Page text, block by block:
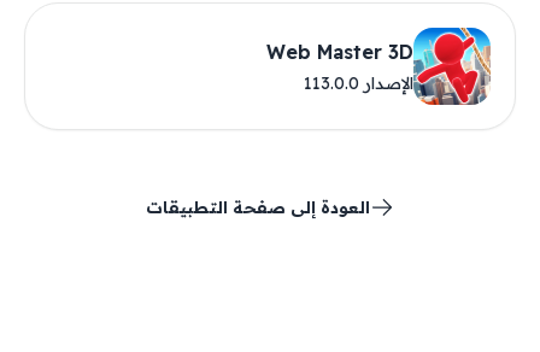
Web Master 3D
الإصدار 113.0.0
العودة إلى صفحة التطبيقات